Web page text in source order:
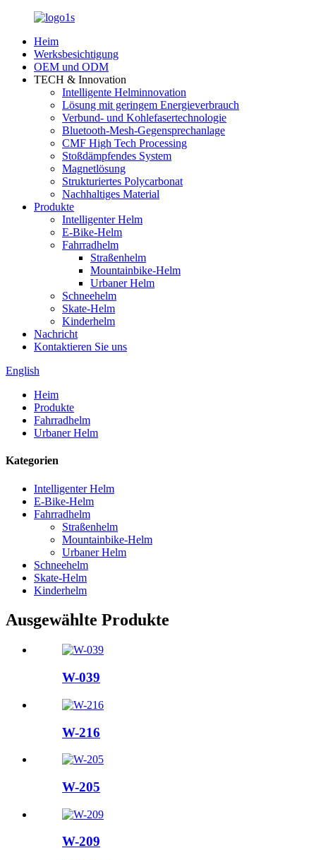
Heim
Werksbesichtigung
OEM und ODM
TECH & Innovation
Intelligente Helminnovation
Lösung mit geringem Energieverbrauch
Verbund- und Kohlefasertechnologie
Bluetooth-Mesh-Gegensprechanlage
CMF High Tech Processing
Stoßdämpfendes System
Magnetlösung
Strukturiertes Polycarbonat
Nachhaltiges Material
Produkte
Intelligenter Helm
E-Bike-Helm
Fahrradhelm
Straßenhelm
Mountainbike-Helm
Urbaner Helm
Schneehelm
Skate-Helm
Kinderhelm
Nachricht
Kontaktieren Sie uns
English
Heim
Produkte
Fahrradhelm
Urbaner Helm
Kategorien
Intelligenter Helm
E-Bike-Helm
Fahrradhelm
Straßenhelm
Mountainbike-Helm
Urbaner Helm
Schneehelm
Skate-Helm
Kinderhelm
Ausgewählte Produkte
W-039
W-216
W-205
W-209